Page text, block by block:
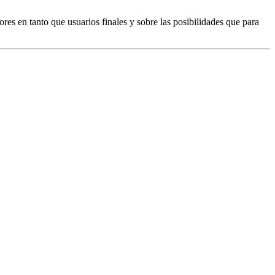
en tanto que usuarios finales y sobre las posibilidades que para